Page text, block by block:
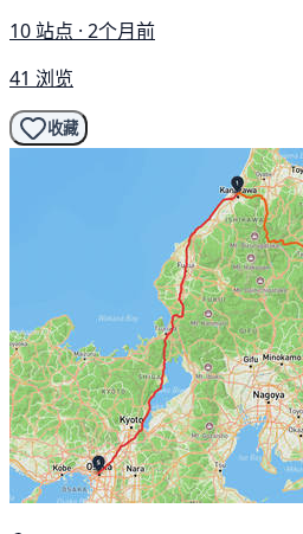
10 站点 · 2个月前
41 浏览
收藏